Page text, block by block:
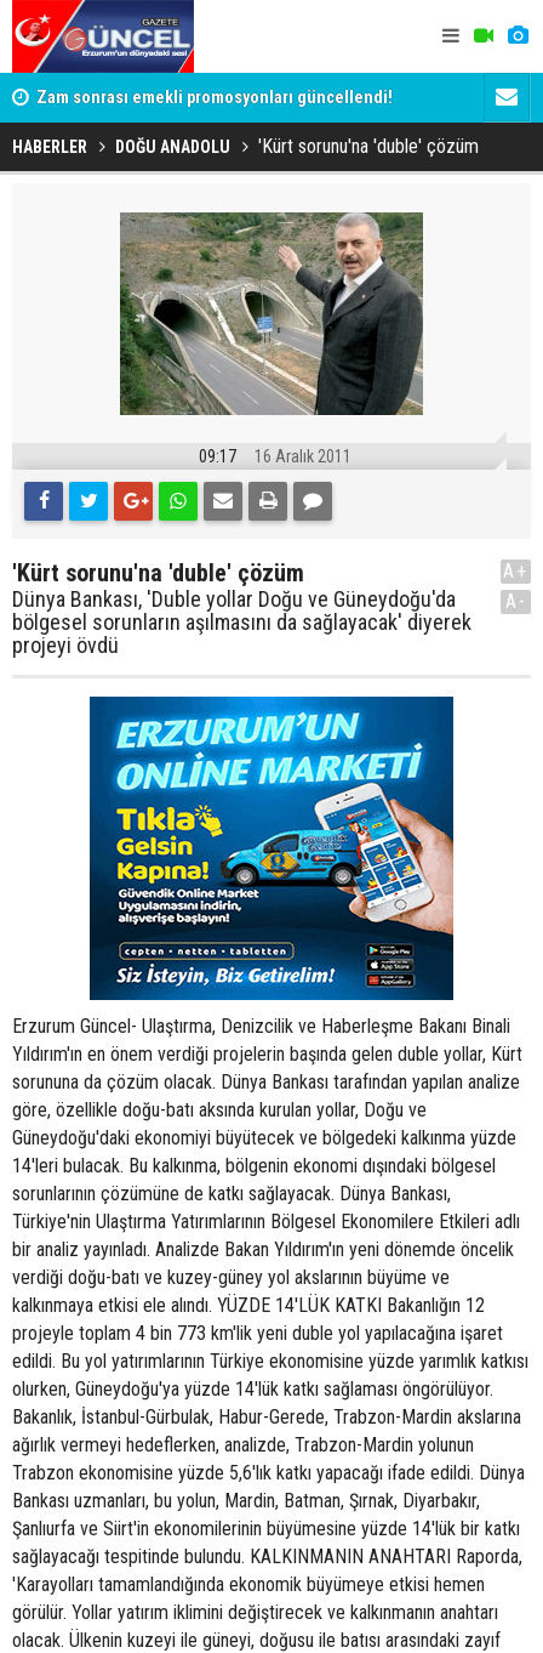
Zam sonrası emekli promosyonları güncellendi!
Ödemeler 32 bin TL'ye kadar çıkıyor
Salah
HABERLER DOĞU ANADOLU 'Kürt sorunu'na 'duble' çözüm
09:17 16 Aralık 2011
'Kürt sorunu'na 'duble' çözüm
Dünya Bankası, 'Duble yollar Doğu ve Güneydoğu'da
bölgesel sorunların aşılmasını da sağlayacak' diyerek
projeyi övdü
A+
A-
Erzurum Güncel- Ulaştırma, Denizcilik ve Haberleşme Bakanı Binali
Yıldırım'ın en önem verdiği projelerin başında gelen duble yollar, Kürt
sorununa da çözüm olacak. Dünya Bankası tarafından yapılan analize
göre, özellikle doğu-batı aksında kurulan yollar, Doğu ve
Güneydoğu'daki ekonomiyi büyütecek ve bölgedeki kalkınma yüzde
14'leri bulacak. Bu kalkınma, bölgenin ekonomi dışındaki bölgesel
sorunlarının çözümüne de katkı sağlayacak. Dünya Bankası,
Türkiye'nin Ulaştırma Yatırımlarının Bölgesel Ekonomilere Etkileri adlı
bir analiz yayınladı. Analizde Bakan Yıldırım'ın yeni dönemde öncelik
verdiği doğu-batı ve kuzey-güney yol akslarının büyüme ve
kalkınmaya etkisi ele alındı. YÜZDE 14'LÜK KATKI Bakanlığın 12
projeyle toplam 4 bin 773 km'lik yeni duble yol yapılacağına işaret
edildi. Bu yol yatırımlarının Türkiye ekonomisine yüzde yarımlık katkısı
olurken, Güneydoğu'ya yüzde 14'lük katkı sağlaması öngörülüyor.
Bakanlık, İstanbul-Gürbulak, Habur-Gerede, Trabzon-Mardin akslarına
ağırlık vermeyi hedeflerken, analizde, Trabzon-Mardin yolunun
Trabzon ekonomisine yüzde 5,6'lık katkı yapacağı ifade edildi. Dünya
Bankası uzmanları, bu yolun, Mardin, Batman, Şırnak, Diyarbakır,
Şanlıurfa ve Siirt'in ekonomilerinin büyümesine yüzde 14'lük bir katkı
sağlayacağı tespitinde bulundu. KALKINMANIN ANAHTARI Raporda,
'Karayolları tamamlandığında ekonomik büyümeye etkisi hemen
görülür. Yollar yatırım iklimini değiştirecek ve kalkınmanın anahtarı
olacak. Ülkenin kuzeyi ile güneyi, doğusu ile batısı arasındaki zayıf